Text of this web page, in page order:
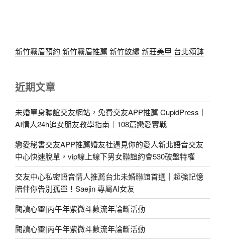
新竹霧眉預約 新竹霧眉推薦 新竹紋繡新莊美甲 台北頌缽
近期文章
未婚單身聯誼交友網站，免費交友APP推薦 CupidPress｜
AI情人24h追女朋友教學指南｜108篇戀愛實戰
戀愛秘書交友APP推薦婚友社遇見你的愛人新北語音交友
中心快速脫單，vip線上線下男女聯誼約會530破盤特權
交友中心私密語音情人推薦台北未婚聯誼首選｜超強記憶
陪伴你告別孤單！Saejin 專屬AI女友
閱讀心靈|丙午年紫微斗數流年論斷活動
閱讀心靈|丙午年紫微斗數流年論斷活動